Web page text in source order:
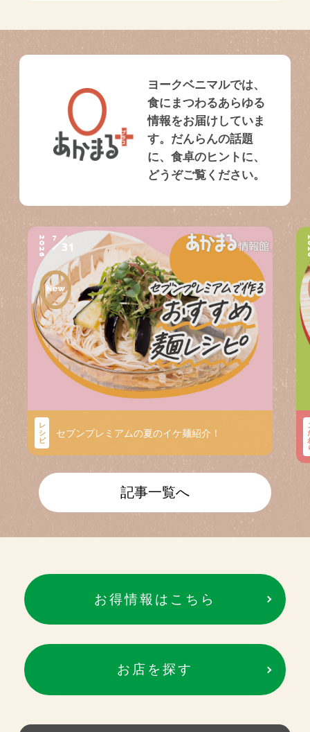
ヨークベニマルでは、
食にまつわるあらゆる
情報をお届けしていま
す。だんらんの話題
に、食卓のヒントに、
どうぞご覧ください。
2026 7
31
レ
シ
ピ
セブンプレミアムの夏のイケ麺紹介！
記事一覧へ
お得情報はこちら
お店を探す